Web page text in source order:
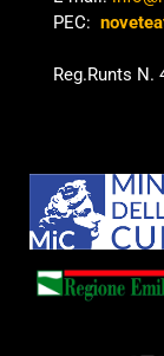
PEC:
Reg.Runts N.